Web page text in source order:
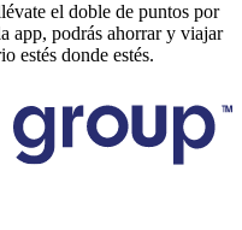
el doble de puntos por
app, podrás ahorrar y viajar
estés donde estés.